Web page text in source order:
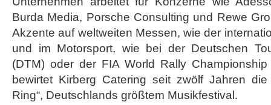
Burda Media, Porsche Consulting und Rewe
Akzente auf weltweiten Messen, wie der
und im Motorsport, wie bei der Deutschen
(DTM) oder der FIA World Rally
bewirtet Kirberg Catering seit zwölf Jahren
Ring“, Deutschlands größtem Musikfestival.